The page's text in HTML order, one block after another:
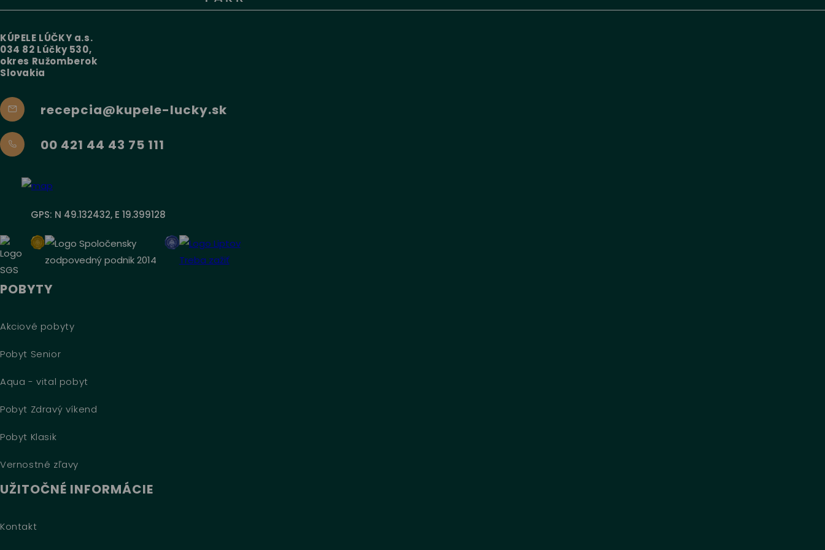
KÚPELE LÚČKY a.s.
034 82 Lúčky 530,
okres Ružomberok
Slovakia
recepcia@kupele-lucky.sk
00 421 44 43 75 111
GPS: N 49.132432, E 19.399128
POBYTY
Akciové pobyty
Pobyt Senior
Aqua - vital pobyt
Pobyt Zdravý víkend
Pobyt Klasik
Vernostné zľavy
UŽITOČNÉ INFORMÁCIE
Kontakt